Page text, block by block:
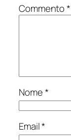
Commento*
Nome*
Email*